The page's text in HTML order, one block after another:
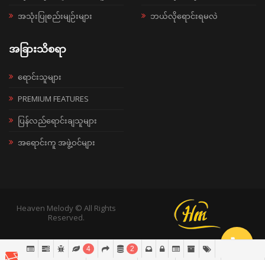
အသုံးပြုစည်းမျဉ်းများ ဘယ်လိုရောင်းရမလဲ
အခြားသိစရာ
ရောင်းသူများ
PREMIUM FEATURES
ပြန်လည်ရောင်းချသူများ
အရောင်းကူ အဖွဲ့ဝင်များ
Heaven Melody © All Rights
Reserved.
4 2